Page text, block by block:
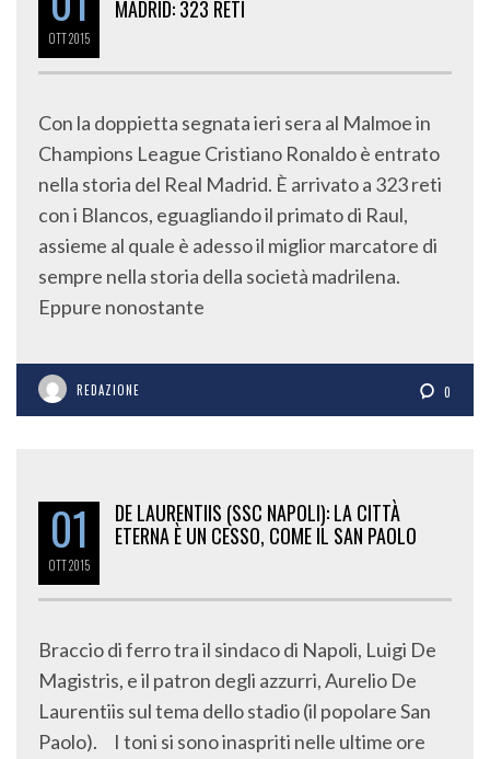
OTT2015
MADRID: 323 RETI
Con la doppietta segnata ieri sera al Malmoe in
Champions League Cristiano Ronaldo è entrato
nella storia del Real Madrid. È arrivato a 323 reti
con i Blancos, eguagliando il primato di Raul,
assieme al quale è adesso il miglior marcatore di
sempre nella storia della società madrilena.
Eppure nonostante
REDAZIONE 0
01
OTT2015
DE LAURENTIIS (SSC NAPOLI): LA CITTÀ
ETERNA È UN CESSO, COME IL SAN PAOLO
Braccio di ferro tra il sindaco di Napoli, Luigi De
Magistris, e il patron degli azzurri, Aurelio De
Laurentiis sul tema dello stadio (il popolare San
Paolo). I toni si sono inaspriti nelle ultime ore